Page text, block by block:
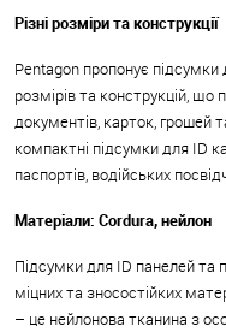
Різні розміри та конструкції
Pentagon пропонує
розмірів та конструкцій, що
документів, карток, грошей
компактні підсумки для ID
паспортів, водійських
Матеріали: Cordura, нейлон
Підсумки для ID панелей та
міцних та зносостійких
– це нейлонова тканина з